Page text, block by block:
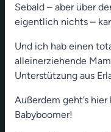
Sebald – aber über
eigentlich nichts –
Und ich hab einen
alleinerziehende
Unterstützung aus
Außerdem geht’s
Babyboomer!